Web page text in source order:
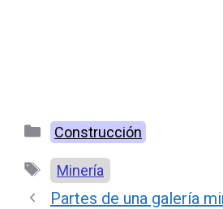
Categorías
Construcción
Etiquetas
Minería
Partes de una galería